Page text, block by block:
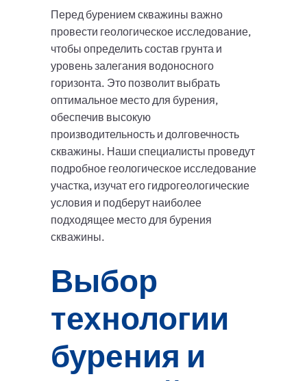
Перед бурением скважины важно
провести геологическое исследование,
чтобы определить состав грунта и
уровень залегания водоносного
горизонта. Это позволит выбрать
оптимальное место для бурения,
обеспечив высокую
производительность и долговечность
скважины. Наши специалисты проведут
подробное геологическое исследование
участка, изучат его гидрогеологические
условия и подберут наиболее
подходящее место для бурения
скважины.
Выбор
технологии
бурения и